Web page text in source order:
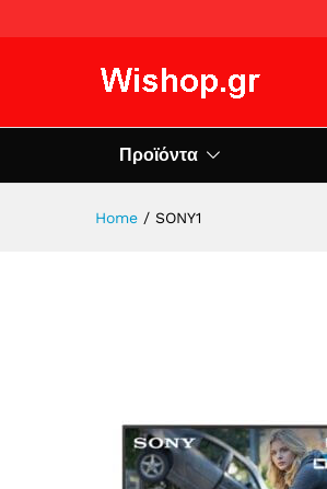
Προϊόντα
Home / SONY1